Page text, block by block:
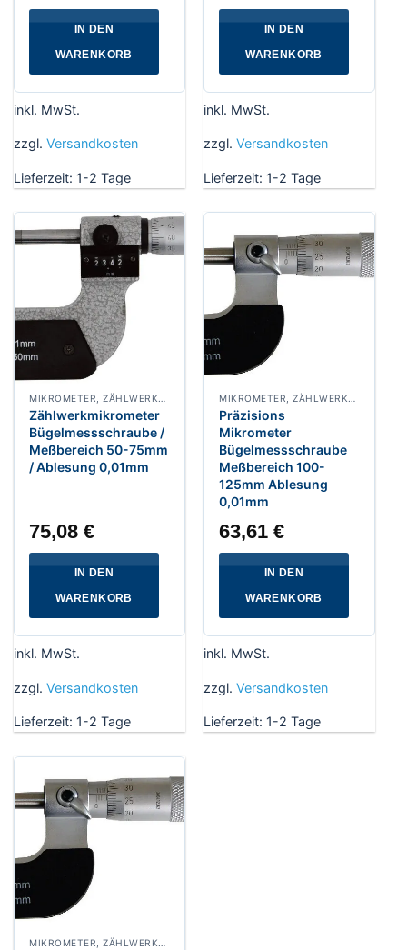
IN DEN
WARENKORB
inkl. MwSt.
zzgl. Versandkosten
Lieferzeit: 1-2 Tage
IN DEN
WARENKORB
inkl. MwSt.
zzgl. Versandkosten
Lieferzeit: 1-2 Tage
Zählwerkmikrometer
Bügelmessschraube /
Meßbereich 50-75mm
/ Ablesung 0,01mm
75,08€
IN DEN
WARENKORB
inkl. MwSt.
zzgl. Versandkosten
Lieferzeit: 1-2 Tage
Präzisions
Mikrometer
Bügelmessschraube
Meßbereich 100-
125mm Ablesung
0,01mm
63,61€
IN DEN
WARENKORB
inkl. MwSt.
zzgl. Versandkosten
Lieferzeit: 1-2 Tage